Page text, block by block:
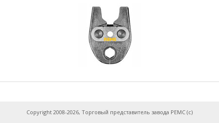
Copyright 2008-2026, Торговый представитель завода РЕМС (с)